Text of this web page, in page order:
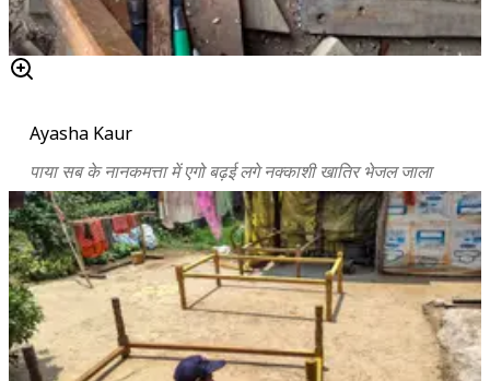
Ayasha Kaur
पाया सब के नानकमत्ता में एगो बढ़ई लगे नक्काशी खातिर भेजल जाला